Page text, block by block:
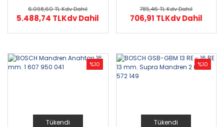
6.098,60 TLKdv Dahil
5.488,74 TLKdv Dahil
785,46 TLKdv Dahil
706,91 TLKdv Dahil
%10
Tükendi
%10
Tükendi